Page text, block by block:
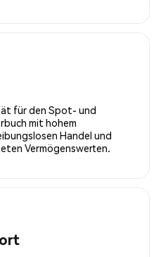
für den Spot- und
mit hohem
Handel und
Vermögenswerten.